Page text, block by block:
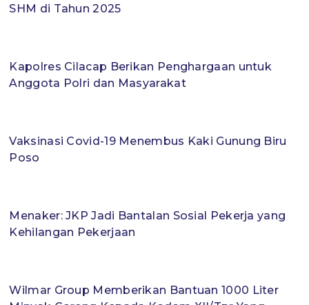
SHM di Tahun 2025
Kapolres Cilacap Berikan Penghargaan untuk
Anggota Polri dan Masyarakat
Vaksinasi Covid-19 Menembus Kaki Gunung Biru
Poso
Menaker: JKP Jadi Bantalan Sosial Pekerja yang
Kehilangan Pekerjaan
Wilmar Group Memberikan Bantuan 1000 Liter